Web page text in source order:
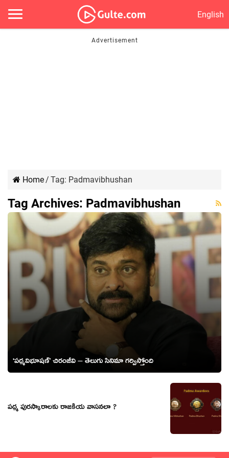
English
Home/ Tag: Padmavibhushan
Tag Archives: Padmavibhushan
‘పద్మవిభూషణ్’ చిరంజీవి – తెలుగు సినిమా గర్విస్తోంది
పద్మ పురస్కారాలకు రాజకీయ వాసనలా ?